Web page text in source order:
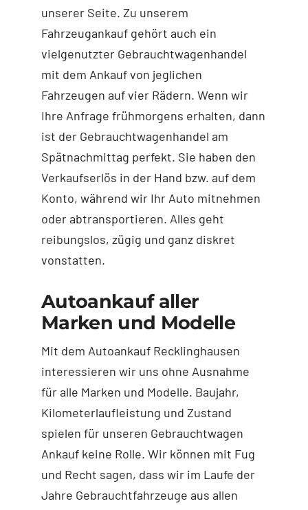
unserer Seite. Zu unserem
Fahrzeugankauf gehört auch ein
vielgenutzter Gebrauchtwagenhandel
mit dem Ankauf von jeglichen
Fahrzeugen auf vier Rädern. Wenn wir
Ihre Anfrage frühmorgens erhalten, dann
ist der Gebrauchtwagenhandel am
Spätnachmittag perfekt. Sie haben den
Verkaufserlös in der Hand bzw. auf dem
Konto, während wir Ihr Auto mitnehmen
oder abtransportieren. Alles geht
reibungslos, zügig und ganz diskret
vonstatten.
Autoankauf aller
Marken und Modelle
Mit dem Autoankauf Recklinghausen
interessieren wir uns ohne Ausnahme
für alle Marken und Modelle. Baujahr,
Kilometerlaufleistung und Zustand
spielen für unseren Gebrauchtwagen
Ankauf keine Rolle. Wir können mit Fug
und Recht sagen, dass wir im Laufe der
Jahre Gebrauchtfahrzeuge aus allen